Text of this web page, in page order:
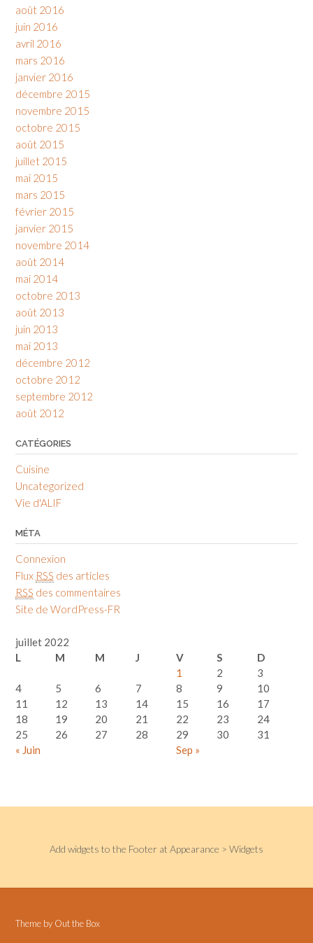
août 2016
juin 2016
avril 2016
mars 2016
janvier 2016
décembre 2015
novembre 2015
octobre 2015
août 2015
juillet 2015
mai 2015
mars 2015
février 2015
janvier 2015
novembre 2014
août 2014
mai 2014
octobre 2013
août 2013
juin 2013
mai 2013
décembre 2012
octobre 2012
septembre 2012
août 2012
CATÉGORIES
Cuisine
Uncategorized
Vie d'ALIF
MÉTA
Connexion
Flux RSS des articles
RSS des commentaires
Site de WordPress-FR
juillet 2022
L
M M J V S D
« Juin Sep »
1 2
3
4
5 6 7 8 9
10
11
12 13 14 15 16
17
18
19 20 21 22 23
24
25
26 27 28 29 30 31
Add widgets to the Footer at Appearance > Widgets
Theme by Out the Box